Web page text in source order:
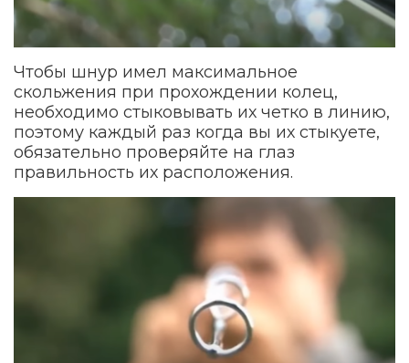
Чтобы шнур имел максимальное
скольжения при прохождении колец,
необходимо стыковывать их четко в линию,
поэтому каждый раз когда вы их стыкуете,
обязательно проверяйте на глаз
правильность их расположения.